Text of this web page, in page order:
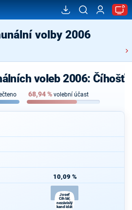
volby 2006
voleb 2006: Číhošť
68,94% volební účast
10,09 %
Josef
Cihlář,
nezávislý
kandidát